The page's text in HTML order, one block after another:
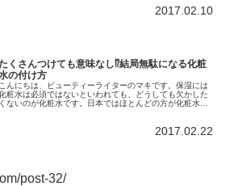
2017.02.10
くさんつけても意味なし⁉結局無駄になる化粧
の付け方
こんにちは、ビューティーライターのマキです。保湿には
粧水は必須ではないといわれても、どうしても欠かした
くないのが化粧水です。日本ではほとんどの方が化粧水を
2017.02.22
post-32/